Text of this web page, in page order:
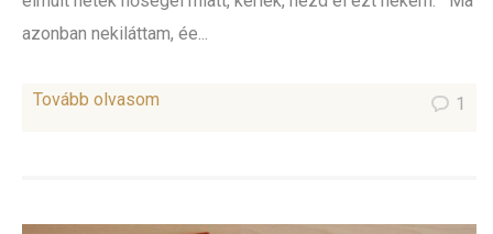
azonban nekiláttam, ée...
Tovább olvasom 1